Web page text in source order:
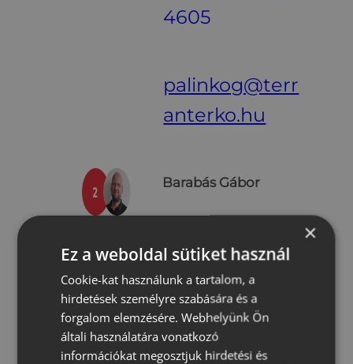
4605
palinkog@terr
anterko.hu
Barabás Gábor
Kelet-Magyarország
+ 36 (20) 230
7807
×
Ez a weboldal sütiket használ
Cookie-kat használunk a tartalom, a
hirdetések személyre szabására és a
forgalom elemzésére. Webhelyünk Ön
általi használatára vonatkozó
információkat megosztjuk hirdetési és